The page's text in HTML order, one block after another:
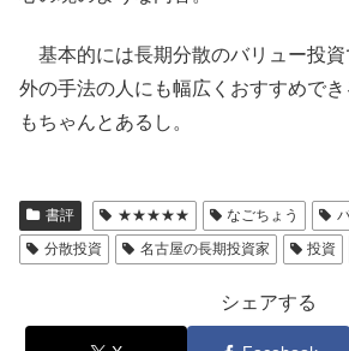
基本的には長期分散のバリュー投資
外の手法の人にも幅広くおすすめで
もちゃんとあるし。
書評 ★★★★★ なごちょう
分散投資
名古屋の長期投資家 投資
シェアする